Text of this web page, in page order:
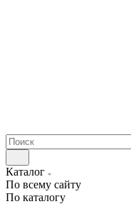
Каталог
По всему сайту
По каталогу